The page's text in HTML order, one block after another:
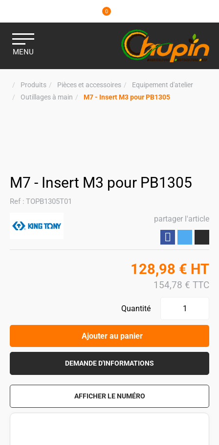
0
MENU
Produits Pièces et accessoires
Equipement d'atelier
Outillages à main
M7 - Insert M3 pour PB1305
M7 - Insert M3 pour PB1305
Ref : TOPB1305T01
partager l'article
128,98 € HT
154,78 € TTC
Quantité
Ajouter au panier
DEMANDE D'INFORMATIONS
AFFICHER LE NUMÉRO